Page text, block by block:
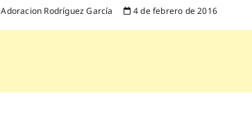
Adoracion Rodríguez García 4 de febrero de 2016